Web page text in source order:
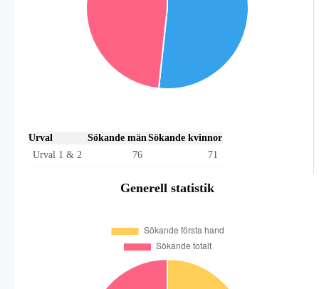
Urval Sökande mänSökande kvinnor
Urval 1 & 2
76 71
Generell statistik